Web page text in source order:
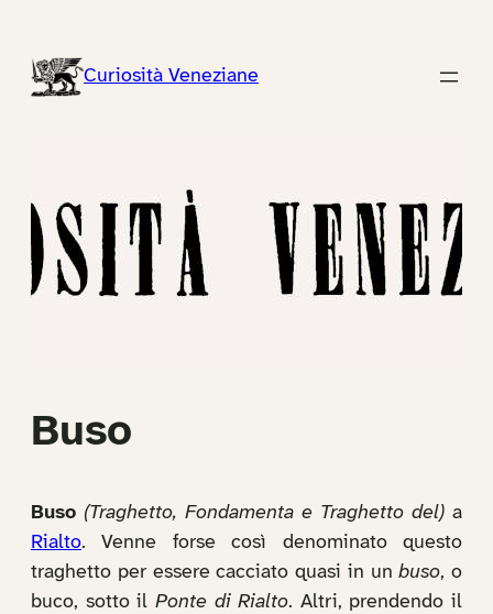
contenutoCuriosità Veneziane
Buso
Buso (Traghetto, Fondamenta e Traghetto del) a
Rialto. Venne forse così denominato questo
traghetto per essere cacciato quasi in unbuso, o
buco, sotto il Ponte di Rialto. Altri, prendendo il